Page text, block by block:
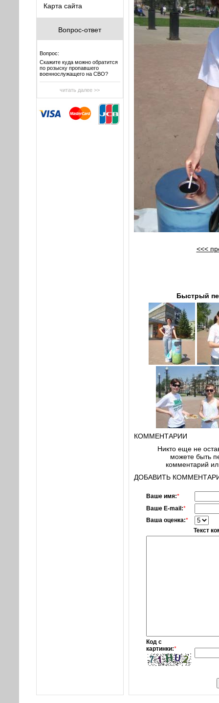
Карта сайта
Вопрос-ответ
Вопрос:
Скажите куда можно обратится
по розыску пропавшего
военнослужащего на СВО?
читать далее >>
<<<
Быстрый
КОММЕНТАРИИ
Никто еще не
можете быть
комментарий
ДОБАВИТЬ
Ваше имя:*
Ваше E-mail:*
Ваша оценка:*
Текст
Код с
картинки:*